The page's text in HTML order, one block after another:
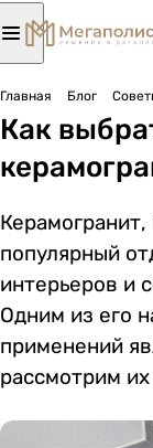
Главная Блог
Как
популярный
интерьеров и
Одним из его
применений
рассмотрим